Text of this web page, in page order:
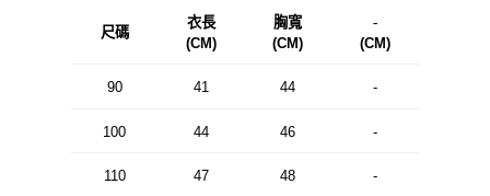
尺碼
衣長
(CM)
胸寬
(CM)
-
(CM)
90 41 44 -
100 44 46 -
110 47 48 -